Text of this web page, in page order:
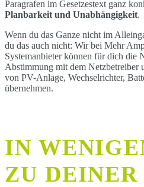
Paragrafen im Gesetzestext ganz
Planbarkeit und Unabhängigkeit.
Wenn du das Ganze nicht im
du das auch nicht: Wir bei Mehr
Systemanbieter können für dich die
Abstimmung mit dem Netzbetreiber
von PV-Anlage, Wechselrichter,
übernehmen.
IN
ZU DEINER